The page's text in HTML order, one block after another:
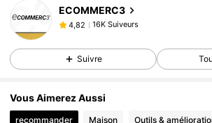
ECOMMERC3
4,82
16K Suiveurs
m***aest en train de naviguer
4,82 16K Suiveurs
4,82
Suivre
Vous Aimerez Aussi
recommander Maison Outils &